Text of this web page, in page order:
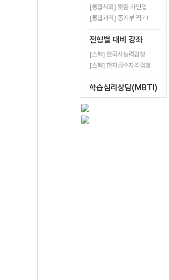
[통합사회] 맞춤 라인업
[통합과학] 종지부 찍기!
전형별 대비 강좌
[스펙] 한국사능력검정
[스펙] 한자급수자격검정
학습심리상담(MBTI)